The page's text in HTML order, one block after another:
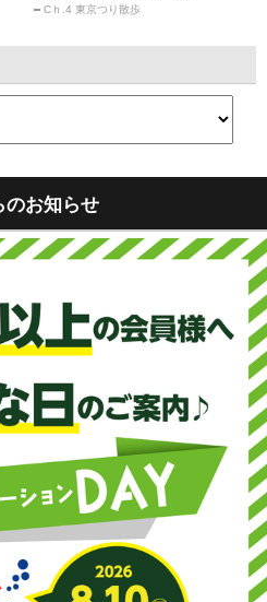
Cｈ.4 東京つり散歩
のお知らせ